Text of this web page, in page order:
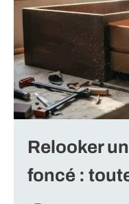
Relooker
foncé :